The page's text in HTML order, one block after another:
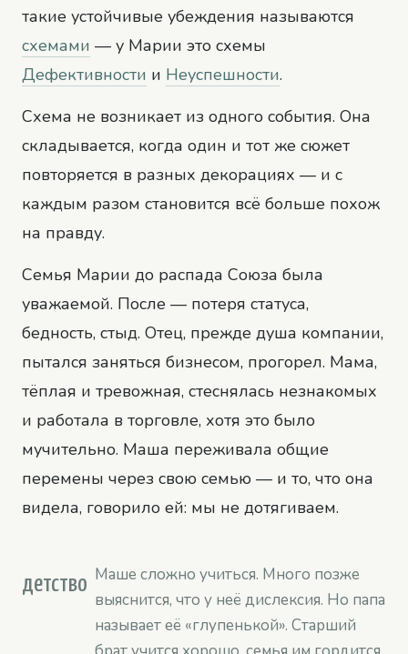
такие устойчивые убеждения называются
схемами — у Марии это схемы
Дефективности и Неуспешности.
Схема не возникает из одного события. Она
складывается, когда один и тот же сюжет
повторяется в разных декорациях — и с
каждым разом становится всё больше похож
на правду.
Семья Марии до распада Союза была
уважаемой. После — потеря статуса,
бедность, стыд. Отец, прежде душа компании,
пытался заняться бизнесом, прогорел. Мама,
тёплая и тревожная, стеснялась незнакомых
и работала в торговле, хотя это было
мучительно. Маша переживала общие
перемены через свою семью — и то, что она
видела, говорило ей: мы не дотягиваем.
детство Маше сложно учиться. Много позже
выяснится, что у неё дислексия. Но папа
называет её «глупенькой». Старший